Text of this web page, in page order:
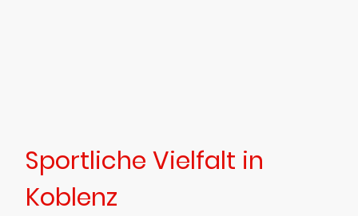
Sportliche Vielfalt in
Koblenz